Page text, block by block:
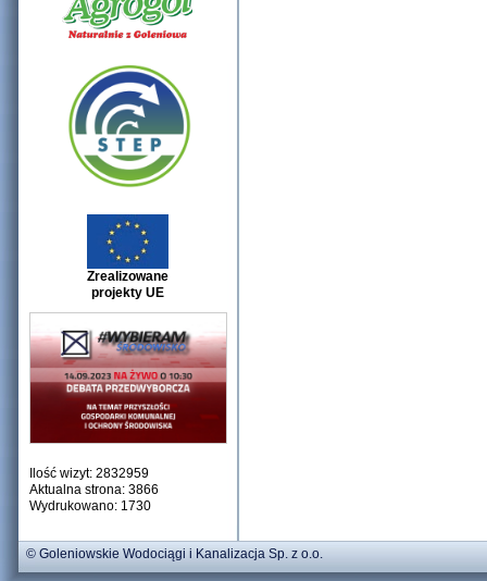
Zrealizowane
projekty UE
Ilość wizyt: 2832959
Aktualna strona: 3866
Wydrukowano: 1730
© Goleniowskie Wodociągi i Kanalizacja Sp. z o.o.